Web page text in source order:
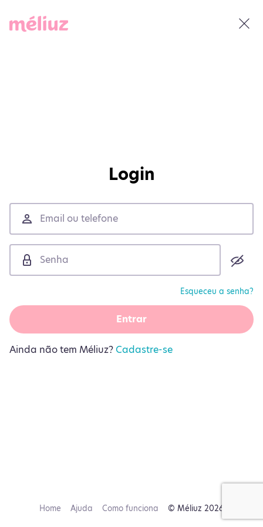
Login
Esqueceu a senha?
Entrar
Ainda não tem Méliuz? Cadastre-se
Home Ajuda Como funciona © Méliuz 2026